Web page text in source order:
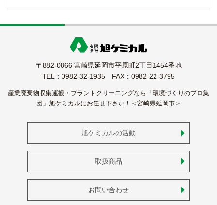
〒882-0866 宮崎県延岡市平原町2丁目1454番地
TEL：0982-32-1935 FAX：0982-22-3795
産業廃棄物収集運搬・プラントクリーニングなら「環境づくりのプロ集
団」旭ケミカルにお任せ下さい！＜宮崎県延岡市＞
旭ケミカルの活動
取扱商品
お問い合わせ